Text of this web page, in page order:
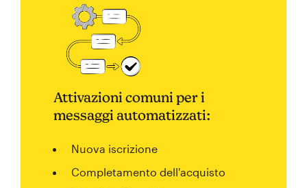
Attivazioni comuni per i
messaggi automatizzati:
Nuova iscrizione
Completamento dell'acquisto